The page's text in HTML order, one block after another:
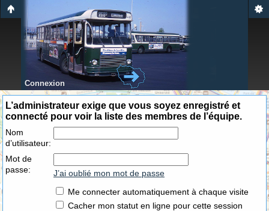
Connexion
L’administrateur exige que vous soyez enregistré et
connecté pour voir la liste des membres de l’équipe.
Nom
d’utilisateur:
Mot de
passe:
J’ai oublié mon mot de passe
Me connecter automatiquement à chaque visite
Cacher mon statut en ligne pour cette session